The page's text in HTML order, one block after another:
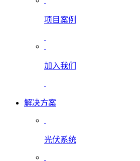
项目案例
加入我们
解决方案
光伏系统